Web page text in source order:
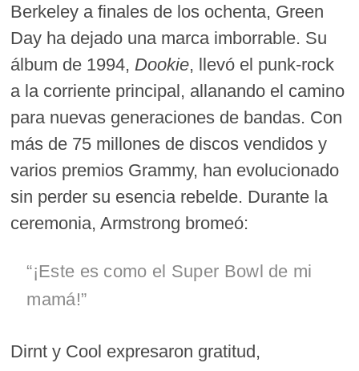
Berkeley a finales de los ochenta, Green
Day ha dejado una marca imborrable. Su
álbum de 1994, Dookie, llevó el punk-rock
a la corriente principal, allanando el camino
para nuevas generaciones de bandas. Con
más de 75 millones de discos vendidos y
varios premios Grammy, han evolucionado
sin perder su esencia rebelde. Durante la
ceremonia, Armstrong bromeó:
“¡Este es como el Super Bowl de mi
mamá!”
Dirnt y Cool expresaron gratitud,